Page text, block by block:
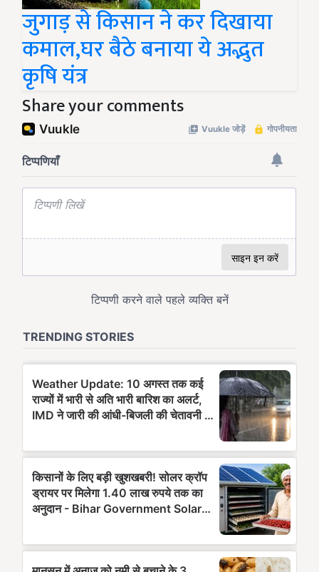
जुगाड़ से किसान ने कर दिखाया
कमाल,घर बैठे बनाया ये अद्भुत
कृषि यंत्र
Share your comments